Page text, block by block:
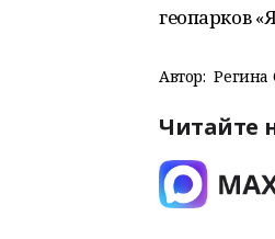
геопарков
Автор: Регина
Читайте